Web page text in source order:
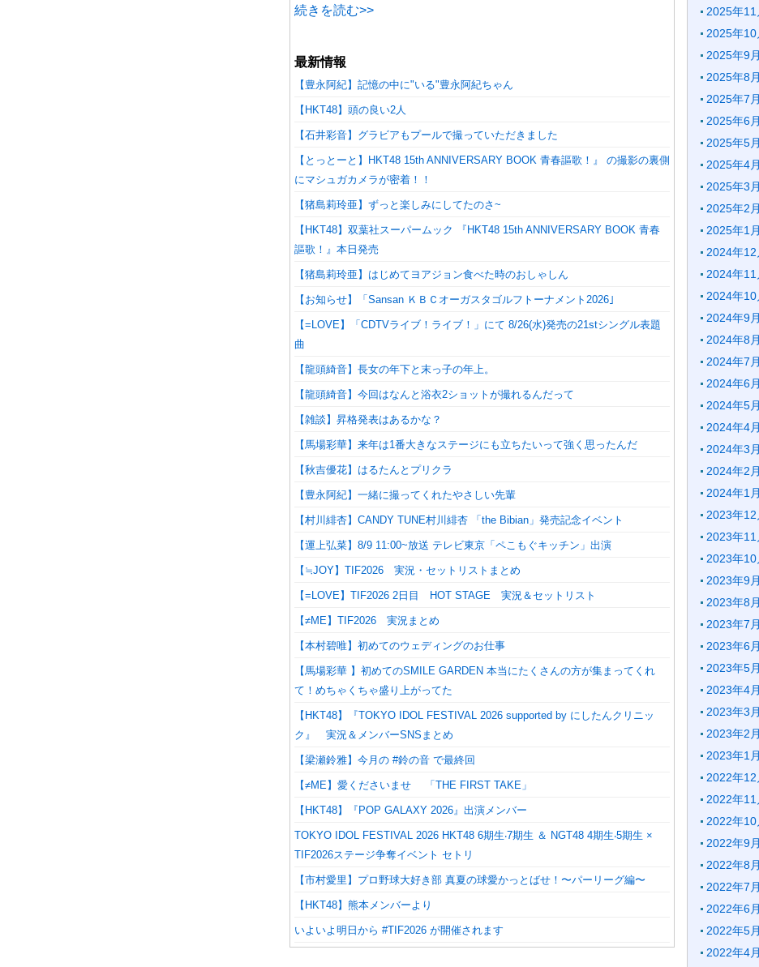
続きを読む>>
最新情報
【豊永阿紀】記憶の中に"いる"豊永阿紀ちゃん
【HKT48】頭の良い2人
【石井彩音】グラビアもプールで撮っていただきました
【とっとーと】HKT48 15th ANNIVERSARY BOOK 青春謳歌！』 の撮影の裏側
にマシュガカメラが密着！！
【猪島莉玲亜】ずっと楽しみにしてたのさ~
【HKT48】双葉社スーパームック 『HKT48 15th ANNIVERSARY BOOK 青春
謳歌！』本日発売
【猪島莉玲亜】はじめてヨアジョン食べた時のおしゃしん
【お知らせ】「Sansan ＫＢＣオーガスタゴルフトーナメント2026｣
【=LOVE】「CDTVライブ！ライブ！」にて 8/26(水)発売の21stシングル表題
曲
【龍頭綺音】長女の年下と末っ子の年上。
【龍頭綺音】今回はなんと浴衣2ショットが撮れるんだって
【雑談】昇格発表はあるかな？
【馬場彩華】来年は1番大きなステージにも立ちたいって強く思ったんだ
【秋吉優花】はるたんとプリクラ
【豊永阿紀】一緒に撮ってくれたやさしい先輩
【村川緋杏】CANDY TUNE村川緋杏 「the Bibian」発売記念イベント
【運上弘菜】8/9 11:00~放送 テレビ東京「ペこもぐキッチン」出演
【≒JOY】TIF2026 実況・セットリストまとめ
【=LOVE】TIF2026 2日目 HOT STAGE 実況＆セットリスト
【≠ME】TIF2026 実況まとめ
【本村碧唯】初めてのウェディングのお仕事
【馬場彩華 】初めてのSMILE GARDEN 本当にたくさんの方が集まってくれ
て！めちゃくちゃ盛り上がってた
【HKT48】『TOKYO IDOL FESTIVAL 2026 supported by にしたんクリニッ
ク』 実況＆メンバーSNSまとめ
【梁瀬鈴雅】今月の #鈴の音 で最終回
【≠ME】愛くださいませ 「THE FIRST TAKE」
【HKT48】『POP GALAXY 2026』出演メンバー
TOKYO IDOL FESTIVAL 2026 HKT48 6期⽣‧7期⽣ ＆ NGT48 4期⽣‧5期⽣ ×
TIF2026ステージ争奪イベント セトリ
【市村愛里】プロ野球大好き部 真夏の球愛かっとばせ！〜パーリーグ編〜
【HKT48】熊本メンバーより
いよいよ明日から #TIF2026 が開催されます
2025年11
2025年10
2025年9月
2025年8月
2025年7月
2025年6月
2025年5月
2025年4月
2025年3月
2025年2月
2025年1月
2024年12
2024年11
2024年10
2024年9月
2024年8月
2024年7月
2024年6月
2024年5月
2024年4月
2024年3月
2024年2月
2024年1月
2023年12
2023年11
2023年10
2023年9月
2023年8月
2023年7月
2023年6月
2023年5月
2023年4月
2023年3月
2023年2月
2023年1月
2022年12
2022年11
2022年10
2022年9月
2022年8月
2022年7月
2022年6月
2022年5月
2022年4月